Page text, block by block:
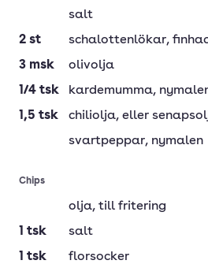
salt
2 st schalottenlökar,
3 msk
olivolja
1/4 tsk kardemumma,
1,5 tsk chiliolja, eller
svartpeppar, nymalen
Chips
olja, till fritering
1 tsk
salt
1 tsk
florsocker